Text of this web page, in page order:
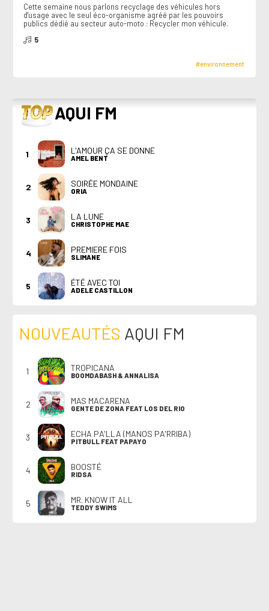
Cette semaine nous parlons recyclage des véhicules hors
d'usage avec le seul éco-organisme agréé par les pouvoirs
publics dédié au secteur auto-moto : Recycler mon véhicule.
5
#environnement
TOP AQUI FM
1 L'AMOUR ÇA SE DONNE
AMEL BENT
2 SOIRÉE MONDAINE
ORIA
3 LA LUNE
CHRISTOPHE MAE
4 PREMIERE FOIS
SLIMANE
5 ÉTÉ AVEC TOI
ADELE CASTILLON
NOUVEAUTÉS AQUI FM
1 TROPICANA
BOOMDABASH & ANNALISA
2 MAS MACARENA
GENTE DE ZONA FEAT LOS DEL RIO
3 ECHA PA'LLA (MANOS PA'RRIBA)
PITBULL FEAT PAPAYO
4 BOOSTÉ
RIDSA
5 MR. KNOW IT ALL
TEDDY SWIMS